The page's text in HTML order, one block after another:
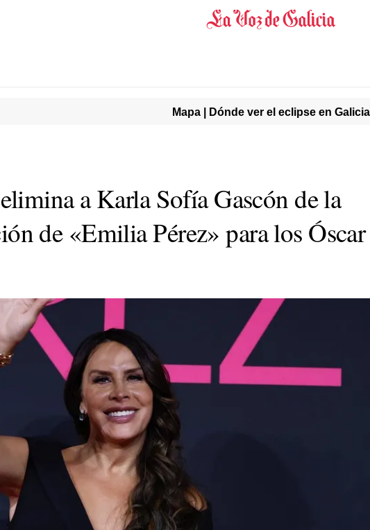
Mapa | Dónde ver el eclipse en Galicia
a Karla Sofía Gascón de la
de «Emilia Pérez» para los Óscar